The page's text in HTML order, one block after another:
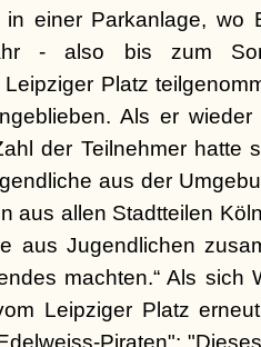
einer Parkanlage, wo
- also bis zum
Platz
Als er
der Teilnehmer hatte
aus der
aus allen Stadtteilen
aus Jugendlichen
machten.“ Als sich
Leipziger Platz
Piraten":